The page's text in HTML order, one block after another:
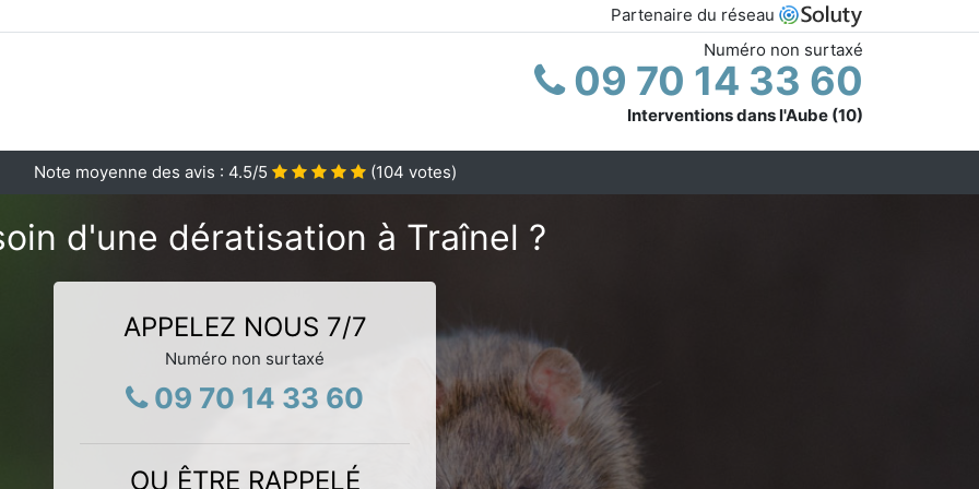
Partenaire du réseau
Numéro non surtaxé
09 70 14 33 60
Interventions dans l'Aube (10)
Note moyenne des avis : 4.5/5 (104 votes)
d'une dératisation à Traînel ?
APPELEZ NOUS 7/7
Numéro non surtaxé
09 70 14 33 60
OU ÊTRE RAPPELÉ